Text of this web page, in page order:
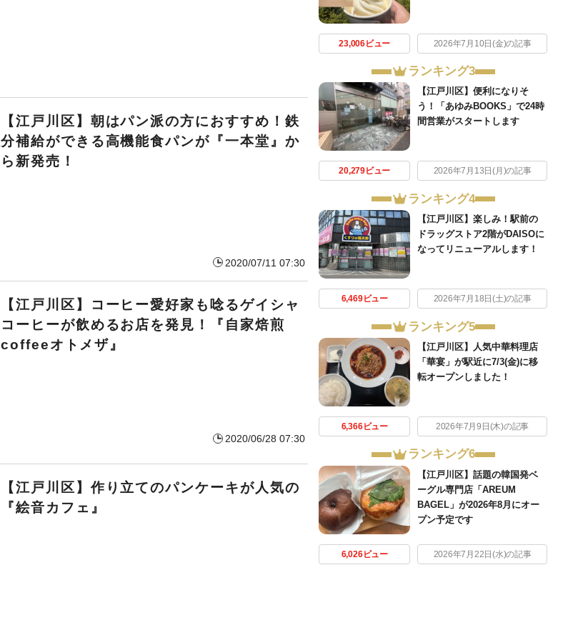
【江戸川区】朝はパン派の方におすすめ！鉄
分補給ができる高機能食パンが『一本堂』か
ら新発売！
2020/07/11 07:30
【江戸川区】コーヒー愛好家も唸るゲイシャ
コーヒーが飲めるお店を発見！『自家焙煎
coffeeオトメザ』
2020/06/28 07:30
【江戸川区】作り立てのパンケーキが人気の
『絵音カフェ』
23,006ビュー 2026年7月10日(金)の記事
ランキング3
【江戸川区】便利になりそ
う！「あゆみBOOKS」で24時
間営業がスタートします
20,279ビュー 2026年7月13日(月)の記事
ランキング4
【江戸川区】楽しみ！駅前の
ドラッグストア2階がDAISOに
なってリニューアルします！
6,469ビュー 2026年7月18日(土)の記事
ランキング5
【江戸川区】人気中華料理店
「華宴」が駅近に7/3(金)に移
転オープンしました！
6,366ビュー 2026年7月9日(木)の記事
ランキング6
【江戸川区】話題の韓国発ベ
ーグル専門店「AREUM
BAGEL」が2026年8月にオー
プン予定です
6,026ビュー 2026年7月22日(水)の記事